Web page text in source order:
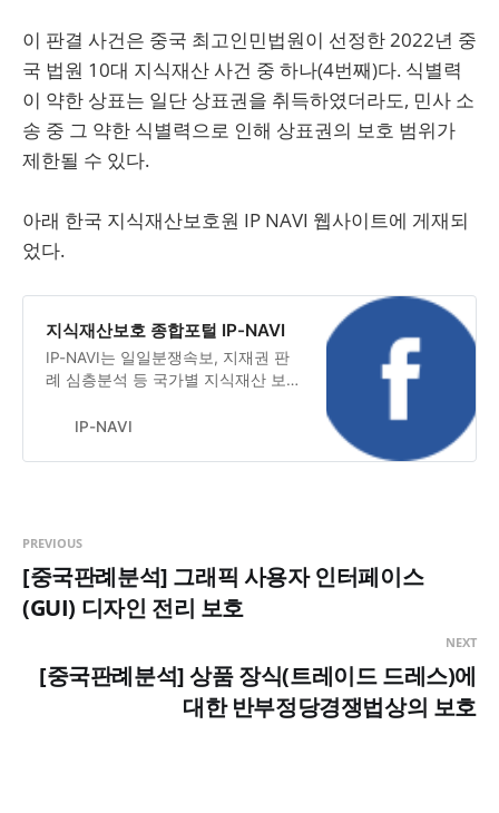
이 판결 사건은 중국 최고인민법원이 선정한 2022년 중
국 법원 10대 지식재산 사건 중 하나(4번째)다. 식별력
이 약한 상표는 일단 상표권을 취득하였더라도, 민사 소
송 중 그 약한 식별력으로 인해 상표권의 보호 범위가
제한될 수 있다.
아래 한국 지식재산보호원 IP NAVI 웹사이트에 게재되
었다.
지식재산보호 종합포털 IP-NAVI
IP-NAVI는 일일분쟁속보, 지재권 판
례 심층분석 등 국가별 지식재산 보호
허위표시 신고센터 등 해외 수출기업
IP-NAVI
PREVIOUS
[중국판례분석] 그래픽 사용자 인터페이스
(GUI) 디자인 전리 보호
NEXT
[중국판례분석] 상품 장식(트레이드 드레스)에
대한 반부정당경쟁법상의 보호